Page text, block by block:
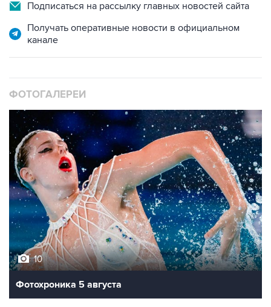
Подписаться на рассылку главных новостей сайта
Получать оперативные новости в официальном
канале
ФОТОГАЛЕРЕИ
10
Фотохроника 5 августа